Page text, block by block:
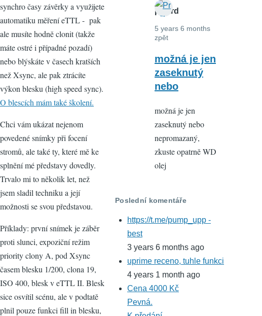
synchro časy závěrky a využijete
automatiku měření eTTL - pak
ale musíte hodně clonit (takže
máte ostré i případné pozadí)
nebo blýskáte v časech kratších
než Xsync, ale pak ztrácíte
výkon blesku (high speed sync).
O blescích mám také školení.
Chci vám ukázat nejenom
povedené snímky při focení
stromů, ale také ty, které mě ke
splnění mé představy dovedly.
Trvalo mi to několik let, než
jsem sladil techniku a její
možnosti se svou představou.
Příklady: první snímek je záběr
proti slunci, expoziční režim
priority clony A, pod Xsync
časem blesku 1/200, clona 19,
ISO 400, blesk v eTTL II. Blesk
sice osvítil scénu, ale v podtatě
plnil pouze funkci fill in blesku,
palard
5 years 6 months
zpět
možná je jen
zaseknutý
nebo
možná je jen
zaseknutý nebo
nepromazaný,
zkuste opatrně WD
olej
Poslední komentáře
https://t.me/pump_upp -
best
3 years 6 months ago
uprime receno, tuhle funkci
4 years 1 month ago
Cena 4000 Kč
Pevná.